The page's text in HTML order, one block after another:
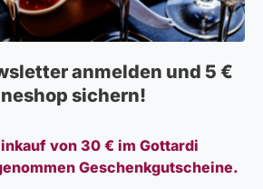
anmelden und 5 €
sichern!
von 30 € im Gottardi
Geschenkgutscheine.